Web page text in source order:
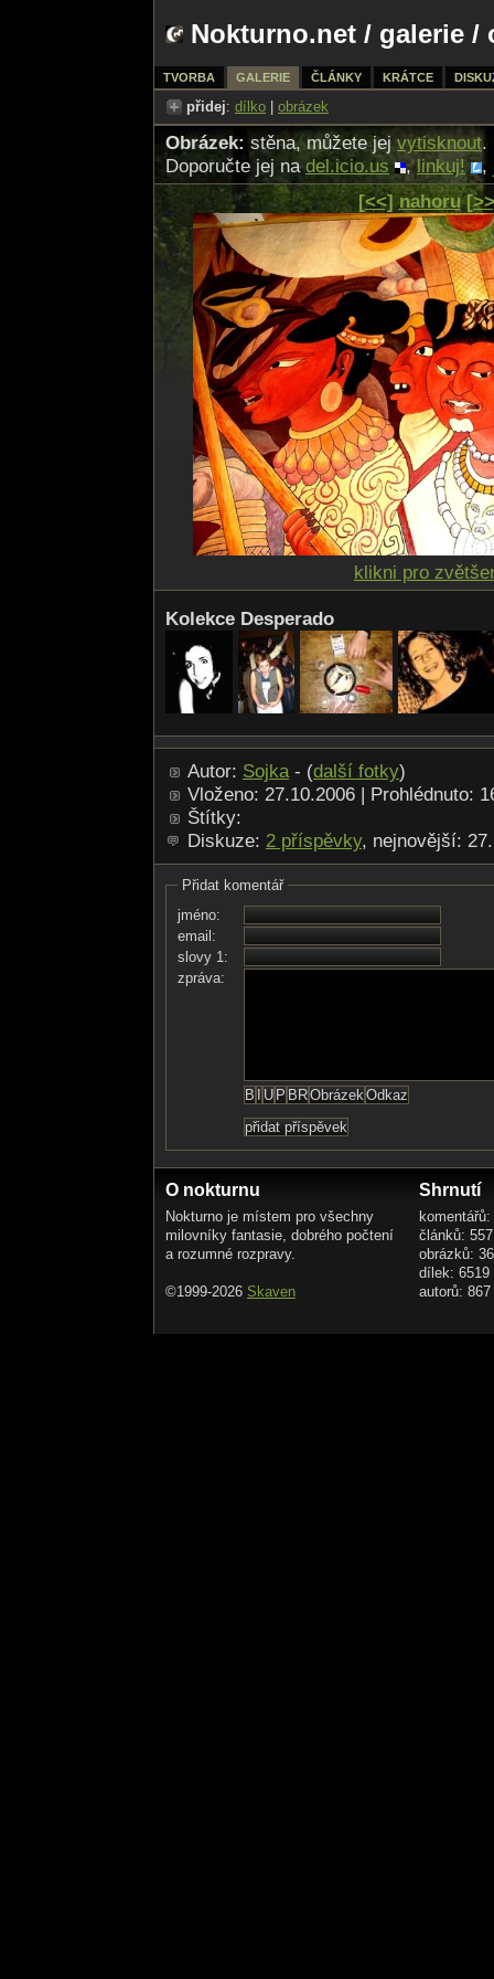
Nokturno.net / galerie /
TVORBA GALERIE ČLÁNKY KRÁTCE
přidej: dílko obrázek
Obrázek: stěna, můžete jej vytisknout.
Doporučte jej nadel.icio.us ,linkuj! ,
[<<] nahoru
klikni pro
Kolekce Desperado
Autor: Sojka - (další fotky)
Vloženo: 27.10.2006 | Prohlédnuto:
Štítky:
Diskuze: 2 příspěvky, nejnovější:
Přidat komentář
jméno:
email:
slovy 1:
zpráva:
O nokturnu
Nokturno je místem pro všechny
milovníky fantasie, dobrého počtení
a rozumné rozpravy.
©1999-2026 Skaven
Shrnutí
komentářů:
článků: 557
obrázků:
dílek: 6519
autorů: 867